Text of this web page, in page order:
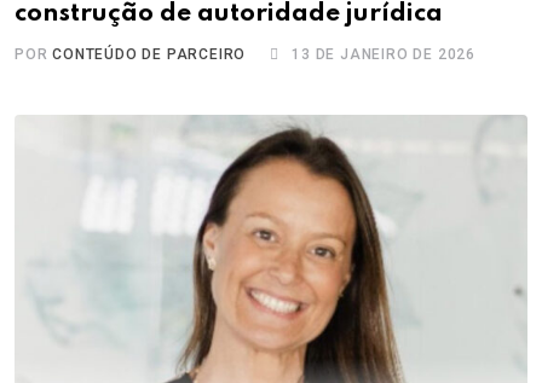
construção de autoridade jurídica
PORCONTEÚDO DE PARCEIRO 13 DE JANEIRO DE 2026